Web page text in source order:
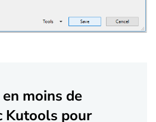
moins de
Kutools pour